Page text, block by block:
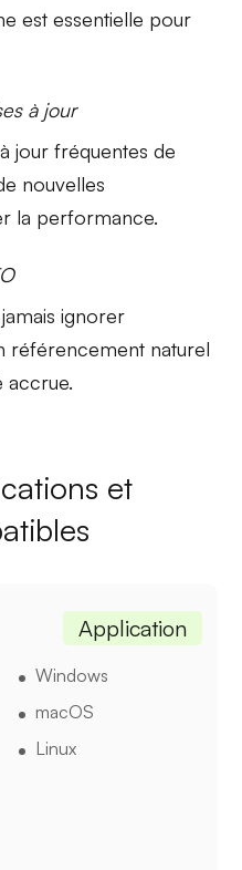
est essentielle pour
à jour
jour fréquentes de
nouvelles
la performance.
ignorer
référencement naturel
accrue.
et
Application
Windows
macOS
Linux